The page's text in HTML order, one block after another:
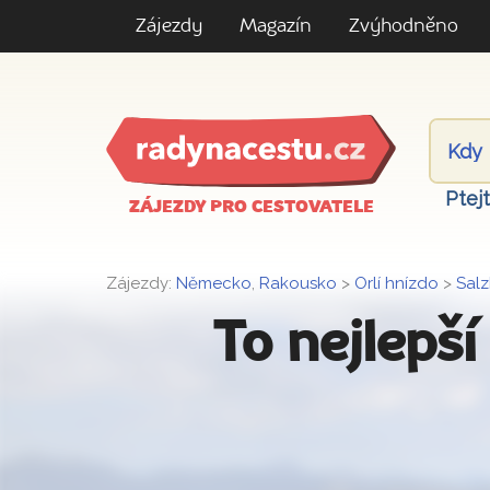
Zájezdy Magazín Zvýhodněno
ZÁJEZDY PRO CESTOVATELE
Zájezdy: Německo, Rakousko > Orlí hnízdo >
To nejlepší